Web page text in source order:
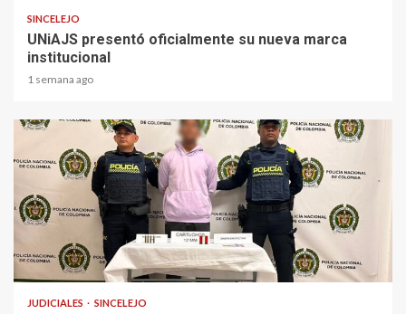
SINCELEJO
UNiAJS presentó oficialmente su nueva marca
institucional
1 semana ago
1 min read
JUDICIALES SINCELEJO